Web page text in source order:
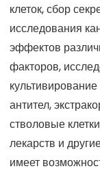
клеток, сбор
исследования
эффектов
факторов,
антител,
стволовые
лекарств и
имеет